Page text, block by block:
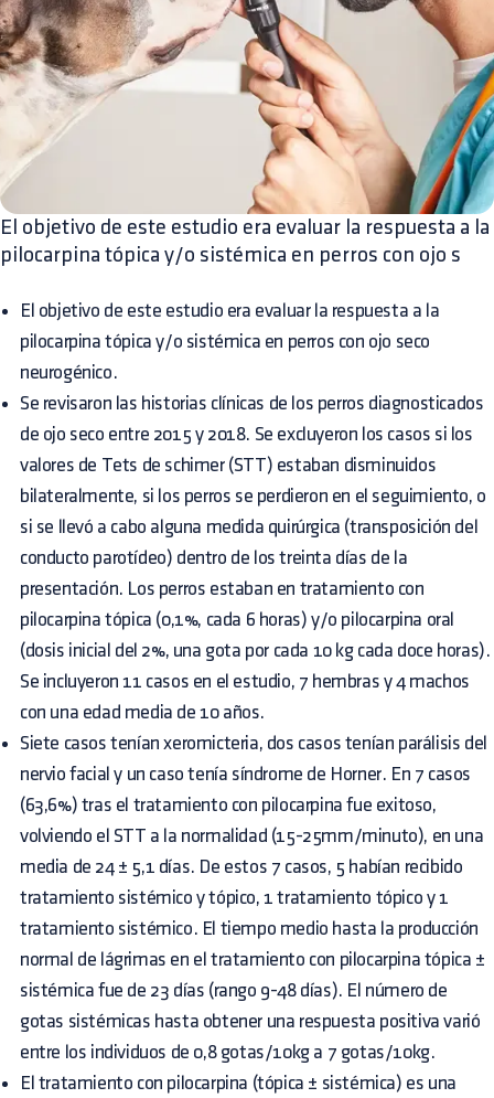
El objetivo de este estudio era evaluar la respuesta a la
pilocarpina tópica y/o sistémica en perros con ojo s
El objetivo de este estudio era evaluar la respuesta a la
pilocarpina tópica y/o sistémica en perros con ojo seco
neurogénico.
Se revisaron las historias clínicas de los perros diagnosticados
de ojo seco entre 2015 y 2018. Se excluyeron los casos si los
valores de Tets de schimer (STT) estaban disminuidos
bilateralmente, si los perros se perdieron en el seguimiento, o
si se llevó a cabo alguna medida quirúrgica (transposición del
conducto parotídeo) dentro de los treinta días de la
presentación. Los perros estaban en tratamiento con
pilocarpina tópica (0,1%, cada 6 horas) y/o pilocarpina oral
(dosis inicial del 2%, una gota por cada 10 kg cada doce horas).
Se incluyeron 11 casos en el estudio, 7 hembras y 4 machos
con una edad media de 10 años.
Siete casos tenían xeromicteria, dos casos tenían parálisis del
nervio facial y un caso tenía síndrome de Horner. En 7 casos
(63,6%) tras el tratamiento con pilocarpina fue exitoso,
volviendo el STT a la normalidad (15-25mm/minuto), en una
media de 24 ± 5,1 días. De estos 7 casos, 5 habían recibido
tratamiento sistémico y tópico, 1 tratamiento tópico y 1
tratamiento sistémico. El tiempo medio hasta la producción
normal de lágrimas en el tratamiento con pilocarpina tópica ±
sistémica fue de 23 días (rango 9-48 días). El número de
gotas sistémicas hasta obtener una respuesta positiva varió
entre los individuos de 0,8 gotas/10kg a 7 gotas/10kg.
El tratamiento con pilocarpina (tópica ± sistémica) es una